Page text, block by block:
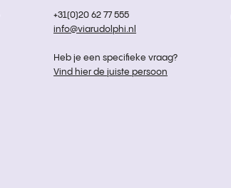
+31(0)20 62 77 555
info@viarudolphi.nl
Heb je een specifieke vraag?
Vind hier de juiste persoon